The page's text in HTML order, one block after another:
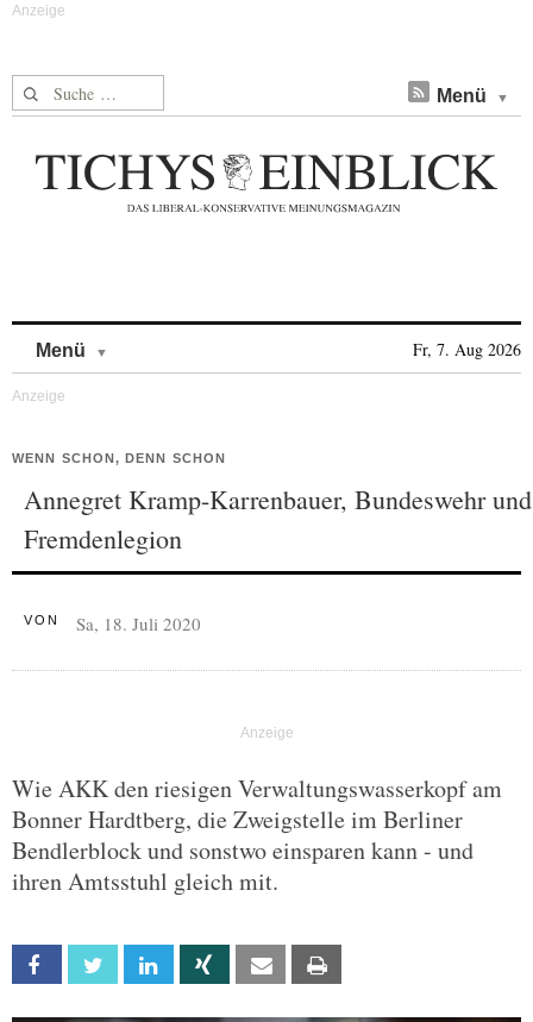
Suche nach: Menü
Menü Fr, 7. Aug 2026
WENN SCHON, DENN SCHON
Annegret Kramp-Karrenbauer, Bundeswehr und
Fremdenlegion
VON Sa, 18. Juli 2020
Wie AKK den riesigen Verwaltungswasserkopf am
Bonner Hardtberg, die Zweigstelle im Berliner
Bendlerblock und sonstwo einsparen kann - und
ihren Amtsstuhl gleich mit.
Facebook Twitter Linkedin Xing Email